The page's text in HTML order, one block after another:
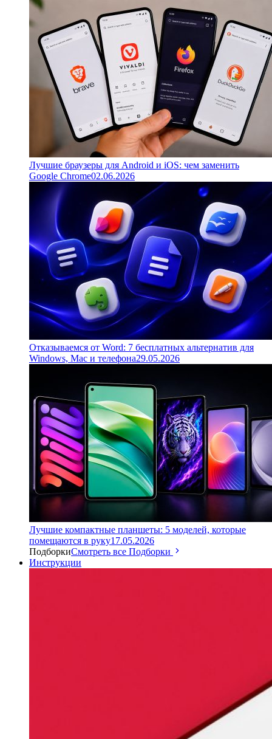
Лучшие браузеры для Android и iOS: чем заменить
Google Chrome02.06.2026
Отказываемся от Word: 7 бесплатных альтернатив для
Windows, Mac и телефона29.05.2026
Лучшие компактные планшеты: 5 моделей, которые
помещаются в руку17.05.2026
ПодборкиСмотреть все Подборки
Инструкции